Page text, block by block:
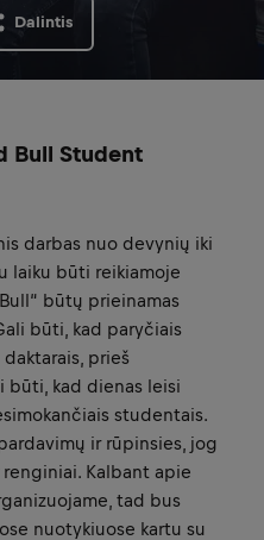
Dalintis
Bull Student
darbas nuo devynių iki
laiku būti reikiamoje
būtų prieinamas
būti, kad paryčiais
prieš
būti, kad dienas leisi
studentais.
ir rūpinsies, jog
Kalbant apie
tad bus
nuotykiuose kartu su